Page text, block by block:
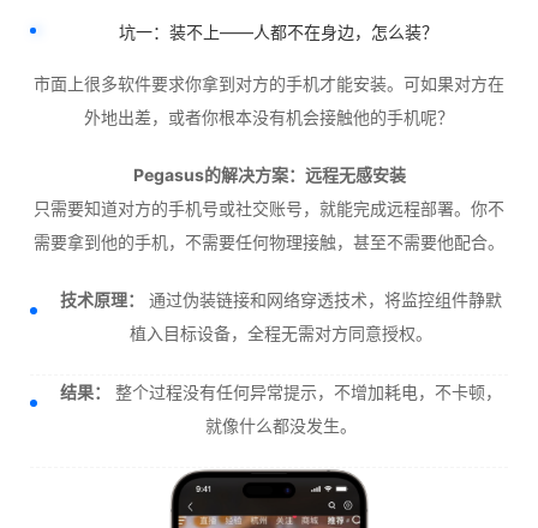
坑一：装不上——人都不在身边，怎么装？
市面上很多软件要求你拿到对方的手机才能安装。可如果对方在
外地出差，或者你根本没有机会接触他的手机呢？
Pegasus的解决方案：远程无感安装
只需要知道对方的手机号或社交账号，就能完成远程部署。你不
需要拿到他的手机，不需要任何物理接触，甚至不需要他配合。
技术原理：
通过伪装链接和网络穿透技术，将监控组件静默
植入目标设备，全程无需对方同意授权。
结果：
整个过程没有任何异常提示，不增加耗电，不卡顿，
就像什么都没发生。